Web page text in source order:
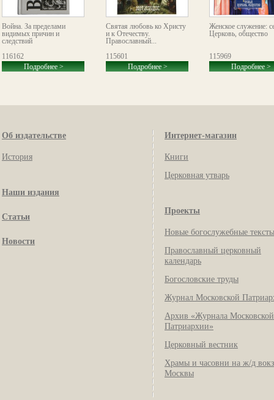
Война. За пределами
видимых причин и
следствий
116162
Подробнее >
Святая любовь ко Христу
и к Отечеству.
Православный...
115601
Подробнее >
Женское служение:
Церковь, общество
115969
Подробнее >
Об издательстве
История
Наши издания
Статьи
Новости
Интернет-магазин
Книги
Церковная утварь
Проекты
Новые богослужебные тексты
Православный церковный
календарь
Богословские труды
Журнал Московской
Архив «Журнала Московской
Патриархии»
Церковный вестник
Храмы и часовни на ж/д
Москвы